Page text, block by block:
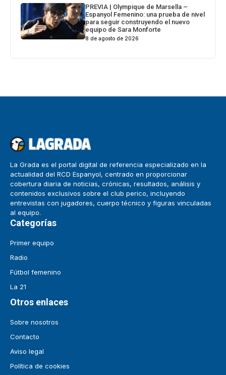
PREVIA | Olympique de Marsella –
Espanyol Femenino: una prueba de nivel
para seguir construyendo el nuevo
equipo de Sara Monforte
8 de agosto de 2026
La Grada es el portal digital de referencia especializado en la
actualidad del RCD Espanyol, centrado en proporcionar
cobertura diaria de noticias, crónicas, resultados, análisis y
contenidos exclusivos sobre el club perico, incluyendo
entrevistas con jugadores, cuerpo técnico y figuras vinculadas
al equipo.
Categorías
Primer equipo
Radio
Fútbol femenino
La 21
Otros enlaces
Sobre nosotros
Contacto
Aviso legal
Política de cookies